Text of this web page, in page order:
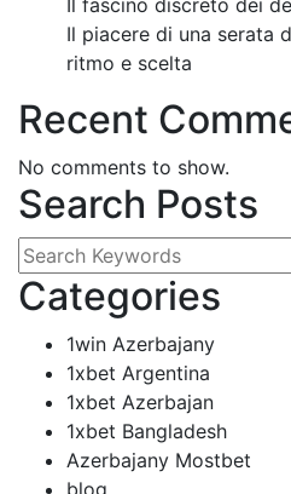
Il fascino discreto dei
Il piacere di una serata
ritmo e scelta
Recent
No comments to show.
Search Posts
Categories
1win Azerbajany
1xbet Argentina
1xbet Azerbajan
1xbet Bangladesh
Azerbajany Mostbet
blog